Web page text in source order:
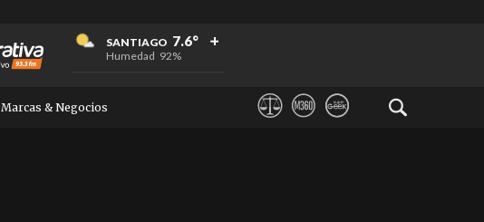
SANTIAGO 7.6°
Humedad 92%
+
+
+
Marcas & Negocios